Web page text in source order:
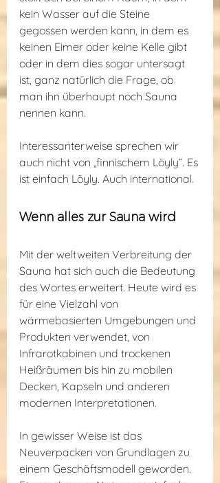
kein Wasser auf die Steine
gegossen werden kann, in dem es
keinen Eimer oder keine Kelle gibt
oder in dem dies sogar untersagt
ist, ganz natürlich die Frage, ob
man ihn überhaupt noch Sauna
nennen kann.
Interessanterweise sprechen wir
auch nicht von „finnischem Löyly“. Es
ist einfach Löyly. Auch international.
Wenn alles zur Sauna wird
Mit der weltweiten Verbreitung der
Sauna hat sich auch die Bedeutung
des Wortes erweitert. Heute wird es
für eine Vielzahl von
wärmebasierten Umgebungen und
Produkten verwendet, von
Infrarotkabinen und trockenen
Heißräumen bis hin zu mobilen
Decken, Kapseln und anderen
modernen Interpretationen.
In gewisser Weise ist das
Neuverpacken von Grundlagen zu
einem Geschäftsmodell geworden.